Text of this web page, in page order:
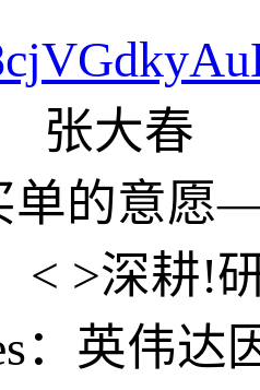
张大春
单的意愿
< >深耕!
：英伟